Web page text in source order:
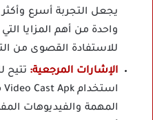
يجعل التجربة أسرع وأكثر
واحدة من أهم المزايا
للاستفادة القصوى من
الإشارات المرجعية: تتيح
المهمة والفيديوهات